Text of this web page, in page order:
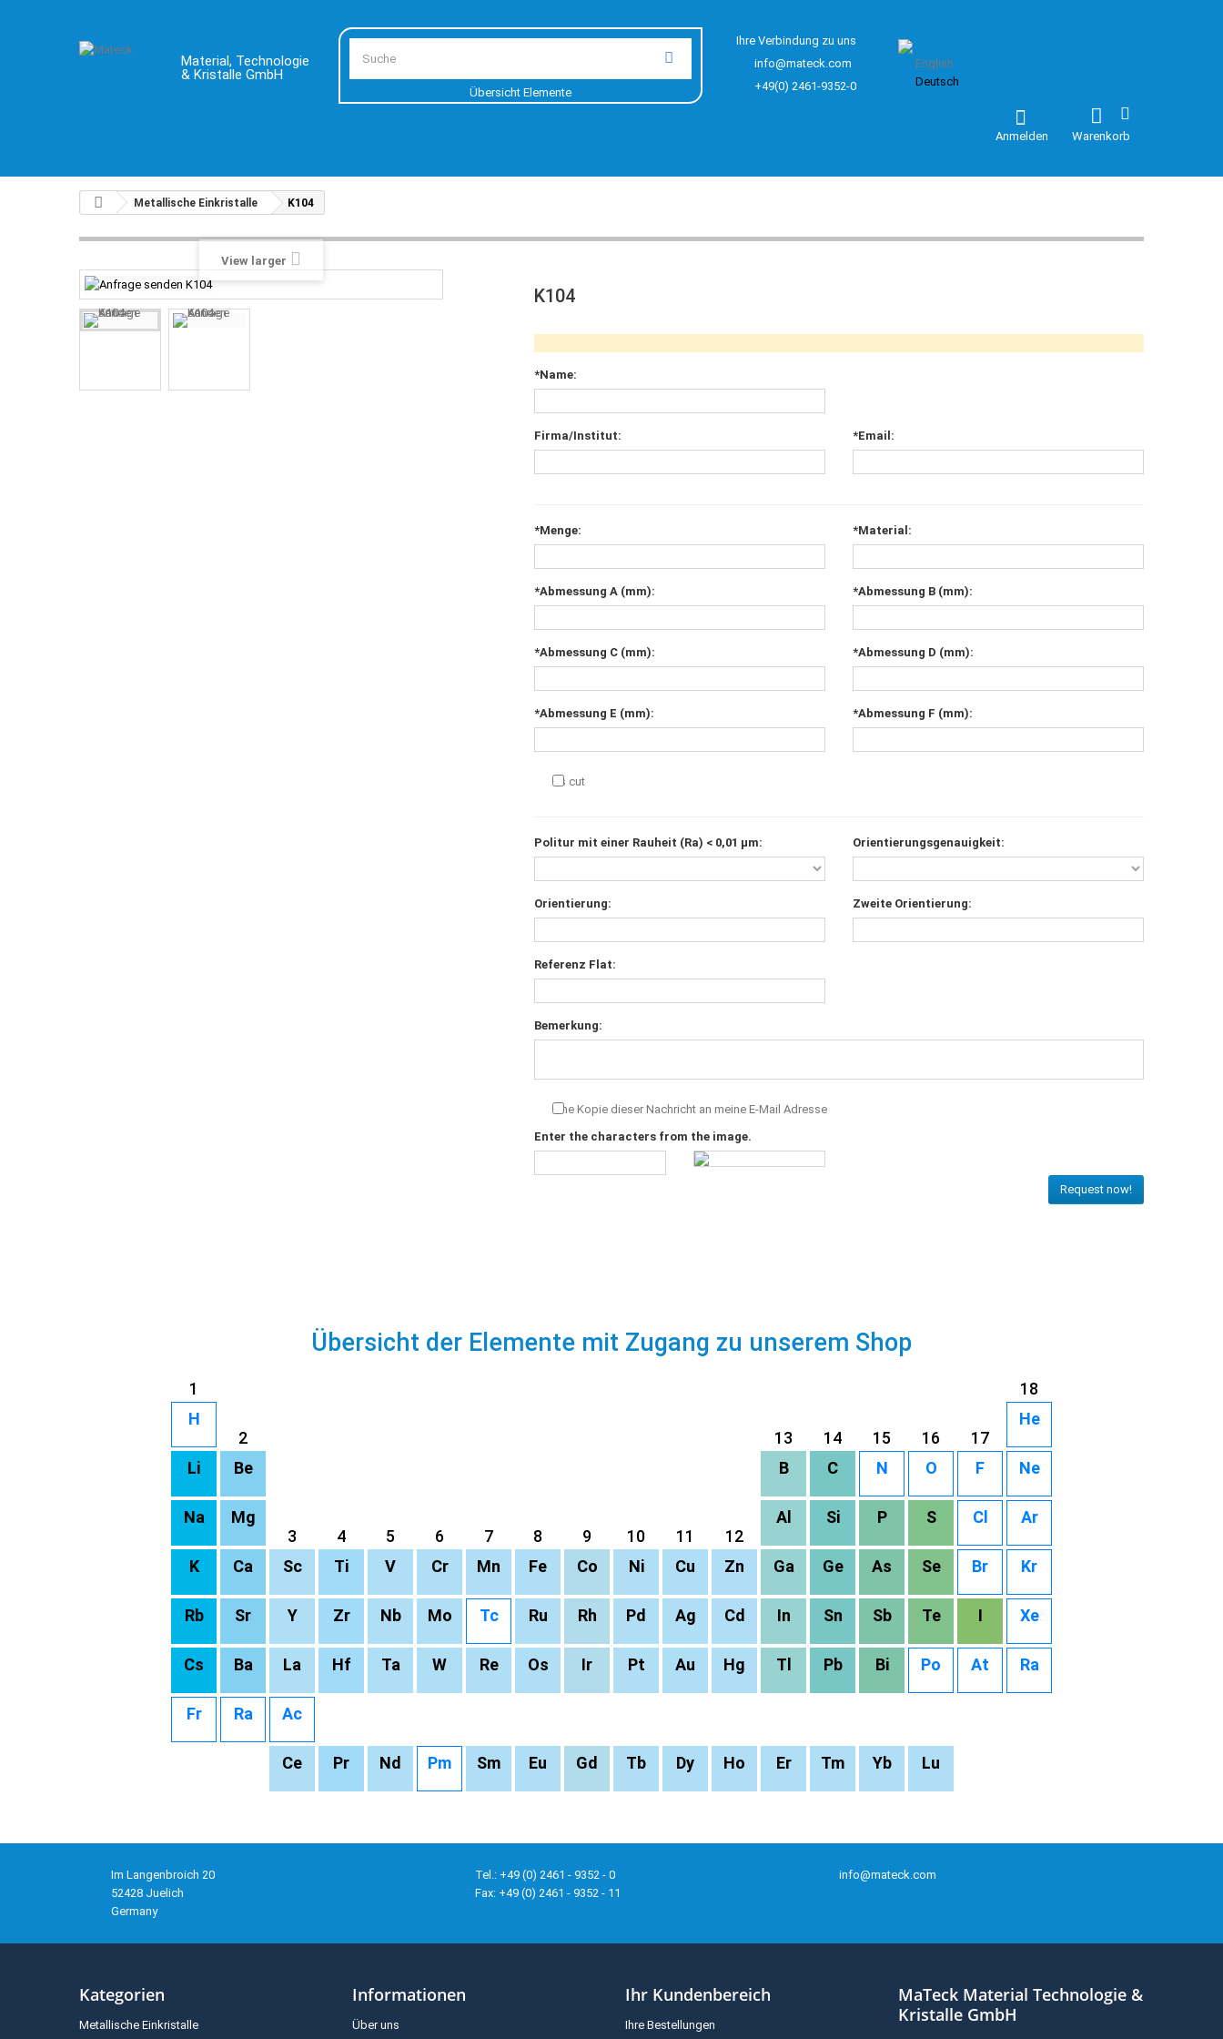
Material, Technologie
& Kristalle GmbH
Übersicht Elemente
Ihre Verbindung zu uns
info@mateck.com
+49(0) 2461-9352-0
English
Deutsch
Warenkorb
Anmelden
Metallische Einkristalle K104
View larger
K104
*Name:
Firma/Institut: *Email:
*Menge: *Material:
*Abmessung A (mm): *Abmessung B (mm):
*Abmessung C (mm): *Abmessung D (mm):
*Abmessung E (mm): *Abmessung F (mm):
As cut
Politur mit einer Rauheit (Ra) < 0,01 μm: Orientierungsgenauigkeit:
Orientierung: Zweite Orientierung:
Referenz Flat:
Bemerkung:
Eine Kopie dieser Nachricht an meine E-Mail Adresse
Enter the characters from the image.
Request now!
Übersicht der Elemente mit Zugang zu unserem Shop
1
18
H
2
13 14 15 16 17
He
Li Be B C N O F Ne
Na
Mg
3
4 5 6 7 8 9 10 11 12
Al Si P S Cl Ar
K Ca Sc Ti V Cr Mn Fe Co Ni Cu Zn Ga Ge As Se Br Kr
Rb Sr Y Zr Nb Mo Tc Ru Rh Pd Ag Cd In Sn Sb Te I Xe
Cs Ba La Hf Ta W Re Os Ir Pt Au Hg Tl Pb Bi Po At Ra
Fr Ra Ac
Ce Pr Nd Pm Sm Eu Gd Tb Dy Ho Er Tm Yb Lu
Im Langenbroich 20
52428 Juelich
Germany
Tel.: +49 (0) 2461 - 9352 - 0
Fax: +49 (0) 2461 - 9352 - 11
info@mateck.com
Kategorien
Metallische Einkristalle
Informationen
Über uns
Ihr Kundenbereich
Ihre Bestellungen
MaTeck Material Technologie &
Kristalle GmbH